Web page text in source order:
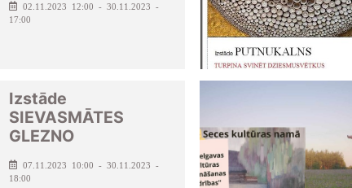
02.11.2023 12:00 - 30.11.2023 -
17:00
Izstāde
SIEVASMĀTES
GLEZNO
07.11.2023 10:00 - 30.11.2023 -
18:00